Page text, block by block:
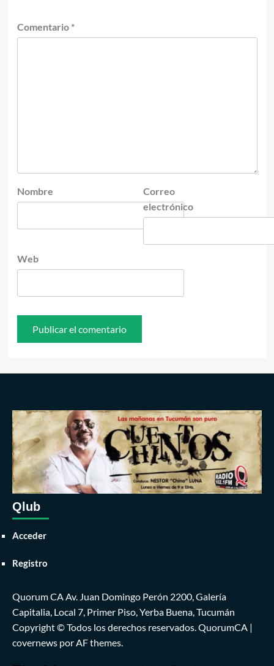
Comentario *
Nombre
Correo
electrónico
Web
Qlub
Acceder
Registro
Quorum CA Av. Juan Domingo Perón 2200, Galería
Capitalia, Local 7, Primer Piso, Yerba Buena, Tucumán
Copyright © Todos los derechos reservados. QuorumCA |
covernews por AF themes.